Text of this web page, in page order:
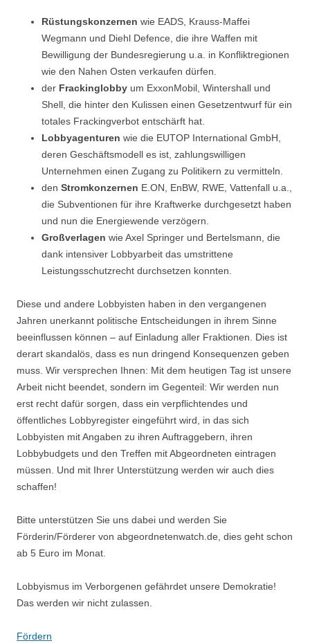
Rüstungskonzernen wie EADS, Krauss-Maffei
Wegmann und Diehl Defence, die ihre Waffen mit
Bewilligung der Bundesregierung u.a. in Konfliktregionen
wie den Nahen Osten verkaufen dürfen.
der Frackinglobby um ExxonMobil, Wintershall und
Shell, die hinter den Kulissen einen Gesetzentwurf für ein
totales Frackingverbot entschärft hat.
Lobbyagenturen wie die EUTOP International GmbH,
deren Geschäftsmodell es ist, zahlungswilligen
Unternehmen einen Zugang zu Politikern zu vermitteln.
den Stromkonzernen E.ON, EnBW, RWE, Vattenfall u.a.,
die Subventionen für ihre Kraftwerke durchgesetzt haben
und nun die Energiewende verzögern.
Großverlagen wie Axel Springer und Bertelsmann, die
dank intensiver Lobbyarbeit das umstrittene
Leistungsschutzrecht durchsetzen konnten.
Diese und andere Lobbyisten haben in den vergangenen
Jahren unerkannt politische Entscheidungen in ihrem Sinne
beeinflussen können – auf Einladung aller Fraktionen. Dies ist
derart skandalös, dass es nun dringend Konsequenzen geben
muss. Wir versprechen Ihnen: Mit dem heutigen Tag ist unsere
Arbeit nicht beendet, sondern im Gegenteil: Wir werden nun
erst recht dafür sorgen, dass ein verpflichtendes und
öffentliches Lobbyregister eingeführt wird, in das sich
Lobbyisten mit Angaben zu ihren Auftraggebern, ihren
Lobbybudgets und den Treffen mit Abgeordneten eintragen
müssen. Und mit Ihrer Unterstützung werden wir auch dies
schaffen!
Bitte unterstützen Sie uns dabei und werden Sie
Förderin/Förderer von abgeordnetenwatch.de, dies geht schon
ab 5 Euro im Monat.
Lobbyismus im Verborgenen gefährdet unsere Demokratie!
Das werden wir nicht zulassen.
Fördern